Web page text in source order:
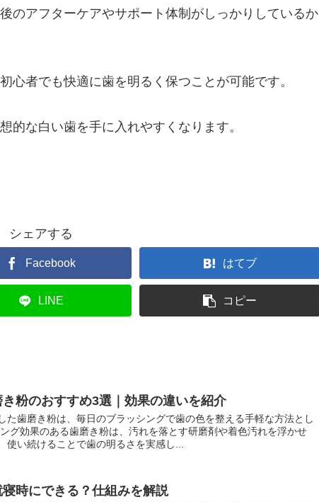
のアフターケアやサポート体制がしっかりしているか
心者でも快適に歯を明るく保つことが可能です。
的な白い歯を手に入れやすくなります。
シェアする
Facebook はてブ
LINE コピー
粉のおすすめ3選｜効果の違いを紹介
た歯磨き粉は、毎日のブラッシングで歯の色を整える手軽な方法とし
グ効果のある歯磨き粉は、汚れを落とす研磨剤や着色汚れを浮かせ
使い続けることで歯の明るさを実感し...
時にできる？仕組みを解説